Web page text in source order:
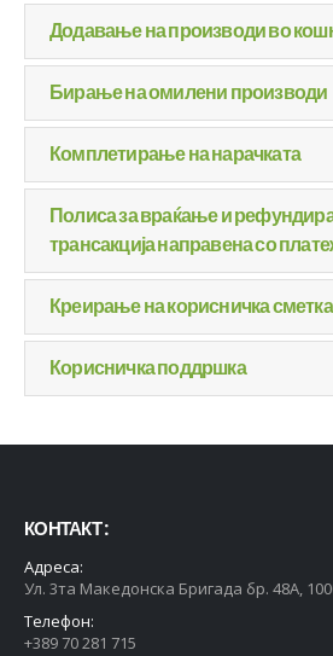
Додавање на производи во
Бирање на омилени производи
Комплетирање на нарачката
Полиса за враќање и
трансакција направена со
Креирање на корисничка сметка
Корисничка поддршка
КОНТАКТ :
Адреса:
Ул. 3та Македонска Бригада бр. 48А,
Телефон:
+389 70 281 715